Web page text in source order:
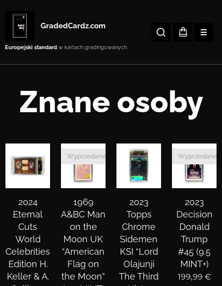
GradedCardz.com
Europejski standard w kartach gradingowanych
Znane osoby
2024
Eternal
Cuts
World
Celebrities
Edition H.
Keller & A.
1969
A&BC Man
on the
Moon UK
“American
Flag on
the Moon”
Wyprzedane
2023
Topps
Chrome
Sidemen
KSI “Lord
Olajunji
The Third
2023
Decision
Donald
Trump
#45 (9.5
MINT+)
Wyprzedane
199,99 €